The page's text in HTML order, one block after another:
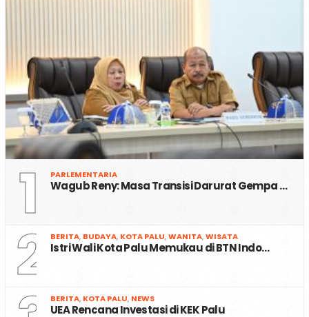
1 PARLEMENTARIA
Wagub Reny: Masa Transisi Darurat Gempa …
2 BERITA, BUDAYA, KOTA PALU,WANITA,WISATA
Istri Wali Kota Palu Memukau di BTN Indo…
BERITA, KOTA PALU, NEWS
UEA Rencana Investasi di KEK Palu